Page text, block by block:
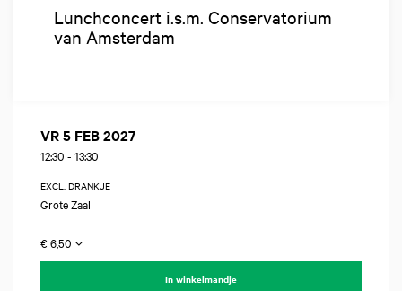
Lunchconcert i.s.m. Conservatorium
van Amsterdam
VR 5 FEB 2027
12:30 - 13:30
EXCL. DRANKJE
Grote Zaal
€ 6,50
In winkelmandje